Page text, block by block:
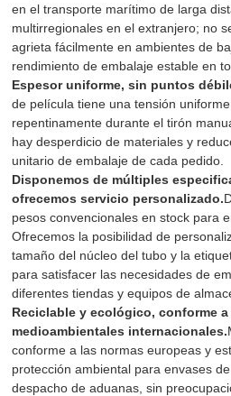
en el transporte marítimo de larga
multirregionales en el extranjero; no
agrieta fácilmente en ambientes de
rendimiento de embalaje estable en
Espesor uniforme, sin puntos
de película tiene una tensión
repentinamente durante el tirón
hay desperdicio de materiales y
unitario de embalaje de cada pedido.
Disponemos de múltiples
ofrecemos servicio personalizado.
pesos convencionales en stock para
Ofrecemos la posibilidad de
tamaño del núcleo del tubo y la
para satisfacer las necesidades de
diferentes tiendas y equipos de
Reciclable y ecológico, conforme a
medioambientales internacionales.
conforme a las normas europeas y
protección ambiental para envases
despacho de aduanas, sin